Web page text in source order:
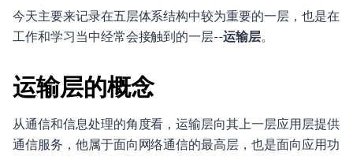
今天主要来记录在五层体系结构中较为重要的一层，也是在
工作和学习当中经常会接触到的一层--运输层。
运输层的概念
从通信和信息处理的角度看，运输层向其上一层应用层提供
通信服务，他属于面向网络通信的最高层，也是面向应用功